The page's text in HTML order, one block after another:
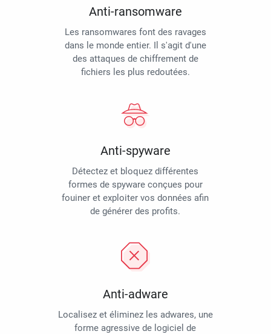
Anti-ransomware
Les ransomwares font des ravages
dans le monde entier. Il s'agit d'une
des attaques de chiffrement de
fichiers les plus redoutées.
Anti-spyware
Détectez et bloquez différentes
formes de spyware conçues pour
fouiner et exploiter vos données afin
de générer des profits.
Anti-adware
Localisez et éliminez les adwares, une
forme agressive de logiciel de